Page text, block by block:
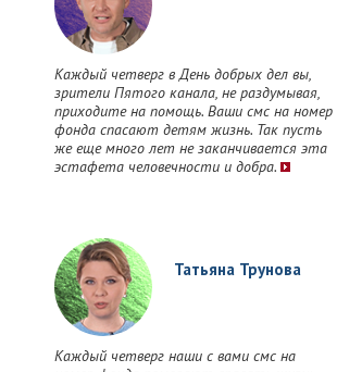
Каждый четверг в День добрых дел вы,
зрители Пятого канала, не раздумывая,
приходите на помощь. Ваши смс на номер
фонда спасают детям жизнь. Так пусть
же еще много лет не заканчивается эта
эстафета человечности и добра.
Татьяна Трунова
Каждый четверг наши с вами смс на